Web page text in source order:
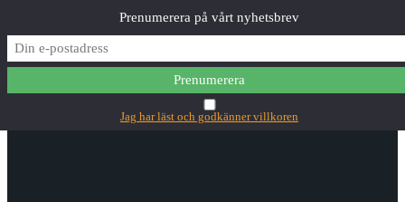
✕Main Menu
Prenumerera på vårt nyhetsbrev
Jag har läst och godkänner villkoren